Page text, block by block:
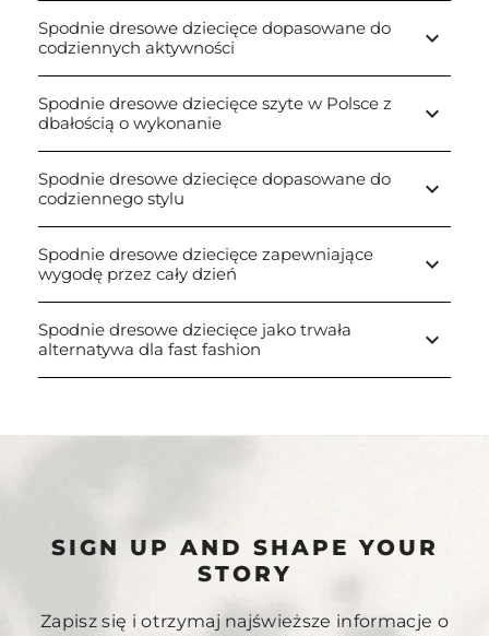
Spodnie dresowe dziecięce dopasowane do
codziennych aktywności
keyboard_arrow_down
Spodnie dresowe dziecięce szyte w Polsce z
dbałością o wykonanie
keyboard_arrow_down
Spodnie dresowe dziecięce dopasowane do
codziennego stylu
keyboard_arrow_down
Spodnie dresowe dziecięce zapewniające
wygodę przez cały dzień
keyboard_arrow_down
Spodnie dresowe dziecięce jako trwała
alternatywa dla fast fashion
keyboard_arrow_down
SIGN UP AND SHAPE YOUR
STORY
Zapisz się i otrzymaj najświeższe informacje o